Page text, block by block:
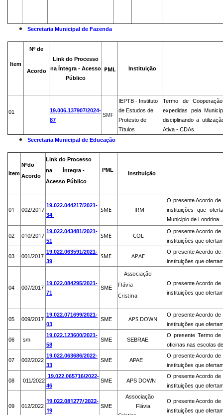
Secretaria Municipal de Fazenda
Item
Nº de
Acordo
Link do Processo
na Íntegra - Acesso
Público
PML Instituição
01
19.006.137907/2024-
87
SMF
IEPTB - Instituto
de Estudos de
Protesto de
Títulos
Termo de
expedidas pela
disciplinando a
Ativa - CDAs.
Secretaria Municipal de Educação
Item
Nºdo
Acordo
Link do Processo
na Íntegra -
Acesso Público
PML
Instituição
01 002/2017
19.022.044217/2021-
34
SME IRM
O presente Acordo
instituições que
Municipio de Londrina
02 010/2017
19.022.043481/2021-
51
SME COL
O presente Acordo
instituições que
03 001/2017
19.022.063591/2021-
39
SME APAE
O presente Acordo
instituições que
04 007/2017
19.022.084295/2021-
71
SME
Associação
Flávia
Cristina
O presente Acordo
instituições que
05 009/2017
19.022.071699/2021-
03
SME APS DOWN
O presente Acordo
instituições que
06 s/n
19.022.123600/2021-
58
SME SEBRAE
O presente Termo
oficinas nas escolas
07 002/2022
19.022.063686/2022-
33
SME APAE
O presente Acordo
instituições que
08 011/2022
19.022.065716/2022-
46
SME APS DOWN
O presente Acordo
instituições que
09 012/2022
19.022.081277/2022-
19
SME
Associação
Flávia
O presente Acordo
instituições que